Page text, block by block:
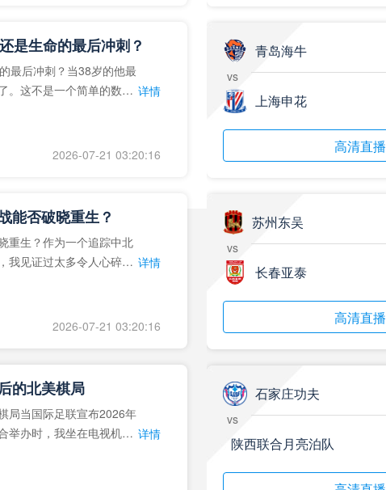
标签
足协杯第3轮
标签
标签
上海海港
标签
标签
2025年5月21日
是生命的最后冲刺？
最后冲刺？当38岁的他最
。这不是一个简单的数
详情
2026-07-21 03:20:16
能否破晓重生？
重生？作为一个追踪中北
我见证过太多令人心碎的 详情
2026-07-21 03:20:16
的北美棋局
局当国际足联宣布2026年
举办时，我坐在电视机
详情
青岛海牛
vs
上海申花
高清直播
苏州东吴
vs
长春亚泰
高清直播
石家庄功夫
vs
陕西联合月亮泊队